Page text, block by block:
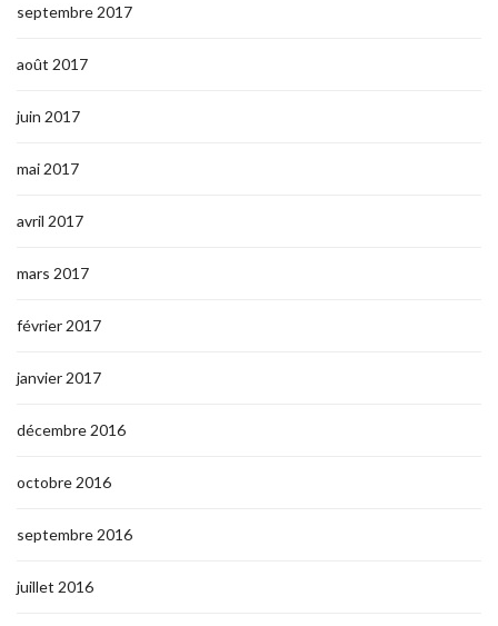
septembre 2017
août 2017
juin 2017
mai 2017
avril 2017
mars 2017
février 2017
janvier 2017
décembre 2016
octobre 2016
septembre 2016
juillet 2016